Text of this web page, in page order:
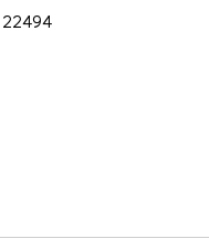
22494